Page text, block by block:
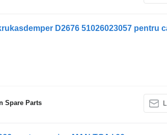
D2676 51026023057 pentru
Spare Parts